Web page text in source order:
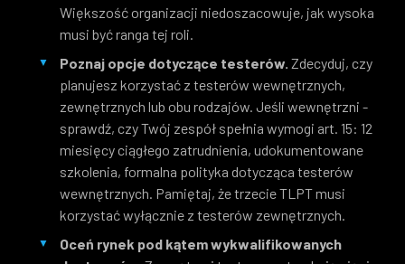
Większość organizacji niedoszacowuje, jak wysoka
musi być ranga tej roli.
Poznaj opcje dotyczące testerów. Zdecyduj, czy
planujesz korzystać z testerów wewnętrznych,
zewnętrznych lub obu rodzajów. Jeśli wewnętrzni -
sprawdź, czy Twój zespół spełnia wymogi art. 15: 12
miesięcy ciągłego zatrudnienia, udokumentowane
szkolenia, formalna polityka dotycząca testerów
wewnętrznych. Pamiętaj, że trzecie TLPT musi
korzystać wyłącznie z testerów zewnętrznych.
Oceń rynek pod kątem wykwalifikowanych